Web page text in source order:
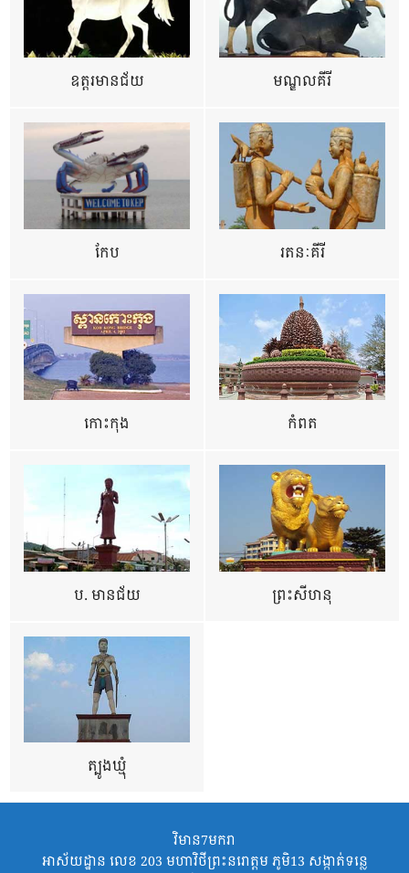
ឧត្ដរមានជ័យ មណ្ឌលគីរី
កែប រតនៈគីរី
កោះកុង កំពត
ប. មានជ័យ ព្រះសីហនុ
ត្បូងឃ្មុំ
វិមាន7មករា
អាស័យដ្ឋាន លេខ 203 មហាវិថីព្រះនរោត្តម ភូមិ13 សង្កាត់ទន្លេ